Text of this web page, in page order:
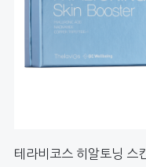
테라비코스 히알토닝 스